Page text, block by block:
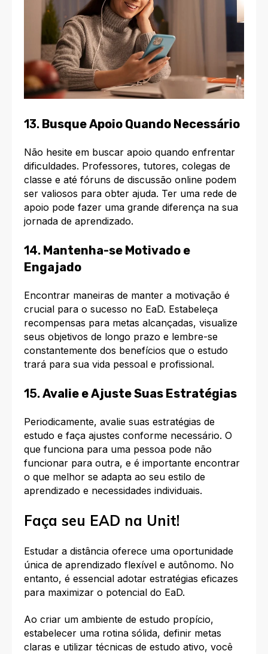
13. Busque Apoio Quando Necessário
Não hesite em buscar apoio quando enfrentar
dificuldades. Professores, tutores, colegas de
classe e até fóruns de discussão online podem
ser valiosos para obter ajuda. Ter uma rede de
apoio pode fazer uma grande diferença na sua
jornada de aprendizado.
14. Mantenha-se Motivado e
Engajado
Encontrar maneiras de manter a motivação é
crucial para o sucesso no EaD. Estabeleça
recompensas para metas alcançadas, visualize
seus objetivos de longo prazo e lembre-se
constantemente dos benefícios que o estudo
trará para sua vida pessoal e profissional.
15. Avalie e Ajuste Suas Estratégias
Periodicamente, avalie suas estratégias de
estudo e faça ajustes conforme necessário. O
que funciona para uma pessoa pode não
funcionar para outra, e é importante encontrar
o que melhor se adapta ao seu estilo de
aprendizado e necessidades individuais.
Faça seu EAD na Unit!
Estudar a distância oferece uma oportunidade
única de aprendizado flexível e autônomo. No
entanto, é essencial adotar estratégias eficazes
para maximizar o potencial do EaD.
Ao criar um ambiente de estudo propício,
estabelecer uma rotina sólida, definir metas
claras e utilizar técnicas de estudo ativo, você